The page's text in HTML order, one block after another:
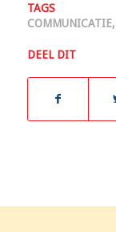
TAGS
COMMUNICATIE,
DEEL DIT